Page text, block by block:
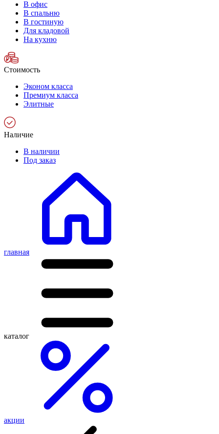
В офис
В спальню
В гостиную
Для кладовой
На кухню
Стоимость
Эконом класса
Премиум класса
Элитные
Наличие
В наличии
Под заказ
главная
каталог
акции